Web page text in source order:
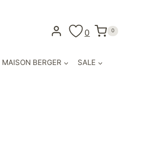
0 0
MAISON BERGER SALE